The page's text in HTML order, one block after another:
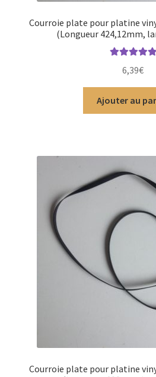
Courroie plate pour platine
(Longueur 424,12mm,
6,39€
Ajouter au
Courroie plate pour platine